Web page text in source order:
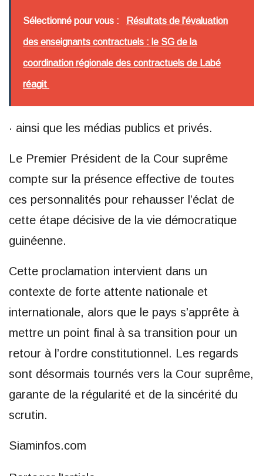
Sélectionné pour vous : Résultats de l'évaluation
des enseignants contractuels : le SG de la
coordination régionale des contractuels de Labé
réagit
· ainsi que les médias publics et privés.
Le Premier Président de la Cour suprême
compte sur la présence effective de toutes
ces personnalités pour rehausser l’éclat de
cette étape décisive de la vie démocratique
guinéenne.
Cette proclamation intervient dans un
contexte de forte attente nationale et
internationale, alors que le pays s’apprête à
mettre un point final à sa transition pour un
retour à l’ordre constitutionnel. Les regards
sont désormais tournés vers la Cour suprême,
garante de la régularité et de la sincérité du
scrutin.
Siaminfos.com